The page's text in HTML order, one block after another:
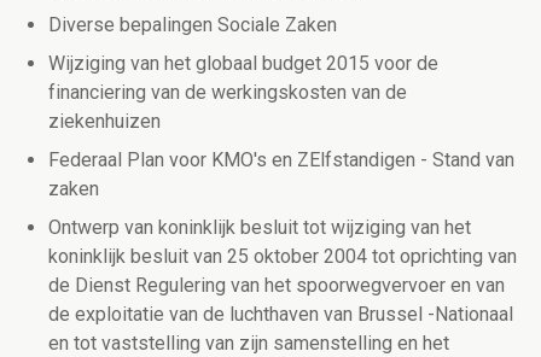
Diverse bepalingen Sociale Zaken
Wijziging van het globaal budget 2015 voor de
financiering van de werkingskosten van de
ziekenhuizen
Federaal Plan voor KMO's en ZElfstandigen - Stand van
zaken
Ontwerp van koninklijk besluit tot wijziging van het
koninklijk besluit van 25 oktober 2004 tot oprichting van
de Dienst Regulering van het spoorwegvervoer en van
de exploitatie van de luchthaven van Brussel -Nationaal
en tot vaststelling van zijn samenstelling en het